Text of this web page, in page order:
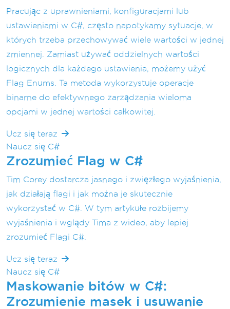
Pracując z uprawnieniami, konfiguracjami lub
ustawieniami w C#, często napotykamy sytuacje, w
których trzeba przechowywać wiele wartości w jednej
zmiennej. Zamiast używać oddzielnych wartości
logicznych dla każdego ustawienia, możemy użyć
Flag Enums. Ta metoda wykorzystuje operacje
binarne do efektywnego zarządzania wieloma
opcjami w jednej wartości całkowitej.
Ucz się teraz
Naucz się C#
Zrozumieć Flag w C#
Tim Corey dostarcza jasnego i zwięzłego wyjaśnienia,
jak działają flagi i jak można je skutecznie
wykorzystać w C#. W tym artykułe rozbijemy
wyjaśnienia i wglądy Tima z wideo, aby lepiej
zrozumieć Flagi C#.
Ucz się teraz
Naucz się C#
Maskowanie bitów w C#:
Zrozumienie masek i usuwanie